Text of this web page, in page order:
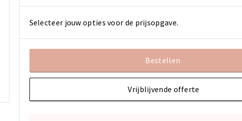
Selecteer jouw opties voor de prijsopgave.
Bestellen
Vrijblijvende offerte